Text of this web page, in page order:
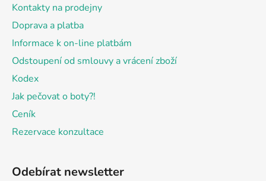
Kontakty na prodejny
Doprava a platba
Informace k on-line platbám
Odstoupení od smlouvy a vrácení zboží
Kodex
Jak pečovat o boty?!
Ceník
Rezervace konzultace
Odebírat newsletter